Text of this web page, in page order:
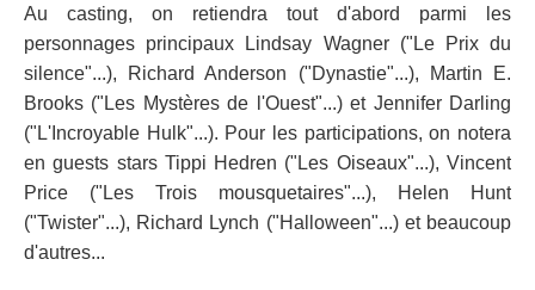
Au casting, on retiendra tout d'abord parmi les
personnages principaux Lindsay Wagner ("Le Prix du
silence"...), Richard Anderson ("Dynastie"...), Martin E.
Brooks ("Les Mystères de l'Ouest"...) et Jennifer Darling
("L'Incroyable Hulk"...). Pour les participations, on notera
en guests stars Tippi Hedren ("Les Oiseaux"...), Vincent
Price ("Les Trois mousquetaires"...), Helen Hunt
("Twister"...), Richard Lynch ("Halloween"...) et beaucoup
d'autres...